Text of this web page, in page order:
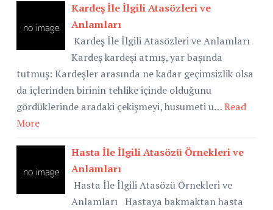
Kardeş İle İlgili Atasözleri ve
Anlamları
Kardeş İle İlgili Atasözleri ve Anlamları
Kardeş kardeşi atmış, yar başında
tutmuş: Kardeşler arasında ne kadar geçimsizlik olsa
da içlerinden birinin tehlike içinde olduğunu
gördüklerinde aradaki çekişmeyi, husumeti u…Read
More
Hasta İle İlgili Atasözü Örnekleri ve
Anlamları
Hasta İle İlgili Atasözü Örnekleri ve
Anlamları Hastaya bakmaktan hasta